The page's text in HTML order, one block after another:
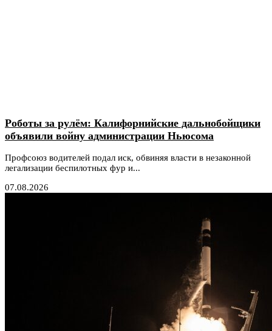
Роботы за рулём: Калифорнийские дальнобойщики
объявили войну администрации Ньюсома
Профсоюз водителей подал иск, обвиняя власти в незаконной
легализации беспилотных фур и...
07.08.2026